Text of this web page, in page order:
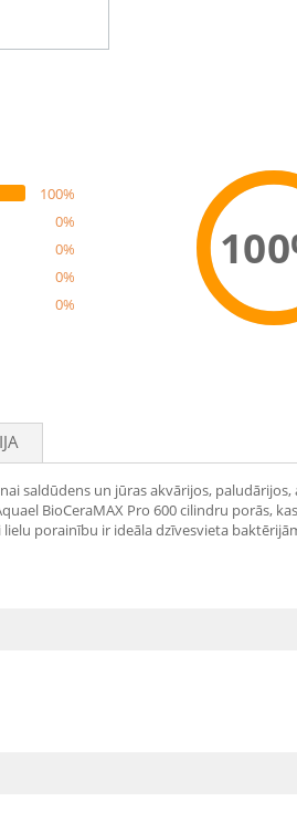
100%
0%
0%
0%
0%
saldūdens un jūras akvārijos,
BioCeraMAX Pro 600 cilindru porās,
porainību ir ideāla dzīvesvieta